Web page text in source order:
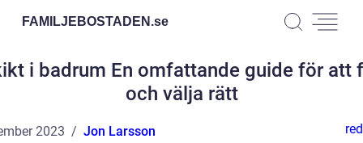
FAMILJEBOSTADEN.se
i badrum En omfattande guide för att
och välja rätt
2023 Jon Larsson